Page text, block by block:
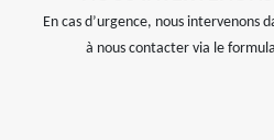
En cas d’urgence, nous intervenons
à nous contacter via le